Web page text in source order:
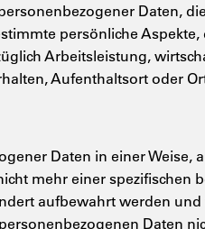
Daten,
persönliche Aspekte,
Arbeitsleistung,
Aufenthaltsort oder
Daten in einer Weise,
mehr einer spezifischen
aufbewahrt werden
Daten